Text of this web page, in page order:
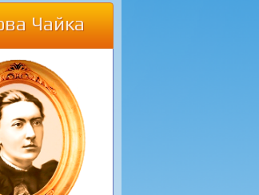
Чайка